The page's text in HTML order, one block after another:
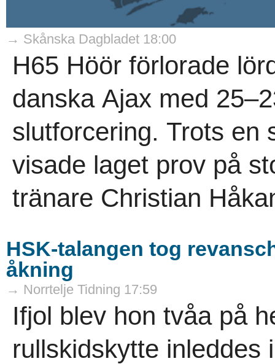
→ Skånska Dagbladet 18:00
H65 Höör förlorade
danska Ajax med
slutforcering. Trots en
visade laget prov på
tränare Christian
HSK-talangen tog
åkning
→ Norrtelje Tidning 17:59
Ifjol blev hon tvåa på
rullskidskytte inleddes